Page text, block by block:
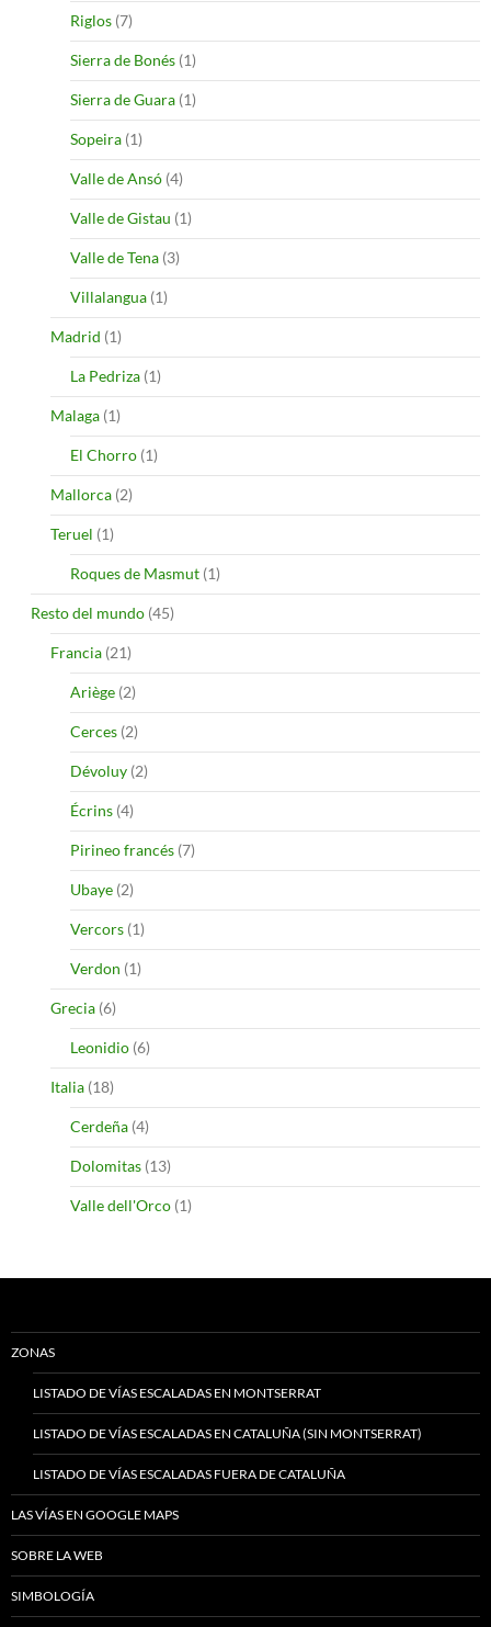
Riglos (7)
Sierra de Bonés (1)
Sierra de Guara (1)
Sopeira (1)
Valle de Ansó (4)
Valle de Gistau (1)
Valle de Tena (3)
Villalangua (1)
Madrid (1)
La Pedriza (1)
Malaga (1)
El Chorro (1)
Mallorca (2)
Teruel (1)
Roques de Masmut (1)
Resto del mundo (45)
Francia (21)
Ariège (2)
Cerces (2)
Dévoluy (2)
Écrins (4)
Pirineo francés (7)
Ubaye (2)
Vercors (1)
Verdon (1)
Grecia (6)
Leonidio (6)
Italia (18)
Cerdeña (4)
Dolomitas (13)
Valle dell'Orco (1)
ZONAS
LISTADO DE VÍAS ESCALADAS EN MONTSERRAT
LISTADO DE VÍAS ESCALADAS EN CATALUÑA (SIN MONTSERRAT)
LISTADO DE VÍAS ESCALADAS FUERA DE CATALUÑA
LAS VÍAS EN GOOGLE MAPS
SOBRE LA WEB
SIMBOLOGÍA